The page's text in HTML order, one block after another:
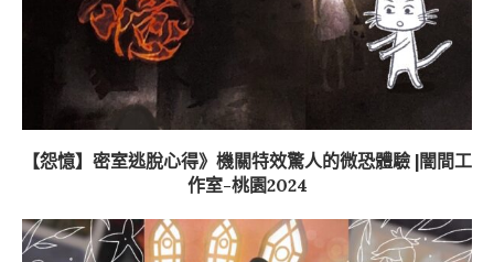
【怨憶】密室逃脫心得》機關特效驚人的微恐體驗 |闇間工
作室-桃園2024